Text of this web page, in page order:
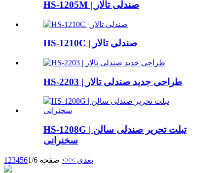
HS-1205M | صندلی تالار
HS-1210C | صندلی تالار
HS-2203 | طراحی جدید صندلی تالار
HS-1208G | تبلت تحریر صندلی سالن
سخنرانی
1 23456 بعدی >>> صفحه 1/6